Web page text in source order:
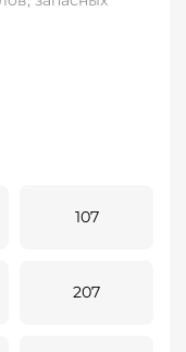
107
207